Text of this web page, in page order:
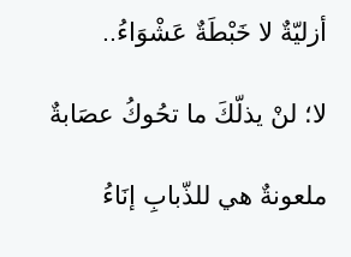
أزليّةٌ لا خَبْطَةٌ عَشْوَاءُ..
لا؛ لنْ يذلّكَ ما تحُوكُ عصَابةٌ
ملعونةٌ هي للذّبابِ إنَاءُ